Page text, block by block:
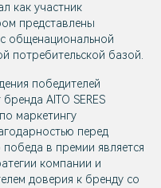
как участник
представлены
общенациональной
потребительской базой.
победителей
AITO SERES
маркетингу
перед
в премии является
компании и
доверия к бренду со